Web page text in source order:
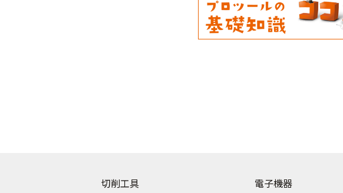
切削工具
電子機器